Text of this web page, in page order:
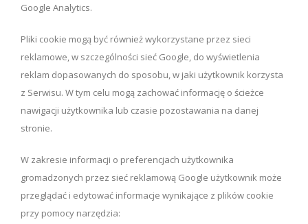
Google Analytics.
Pliki cookie mogą być również wykorzystane przez sieci
reklamowe, w szczególności sieć Google, do wyświetlenia
reklam dopasowanych do sposobu, w jaki użytkownik korzysta
z Serwisu. W tym celu mogą zachować informację o ścieżce
nawigacji użytkownika lub czasie pozostawania na danej
stronie.
W zakresie informacji o preferencjach użytkownika
gromadzonych przez sieć reklamową Google użytkownik może
przeglądać i edytować informacje wynikające z plików cookie
przy pomocy narzędzia: